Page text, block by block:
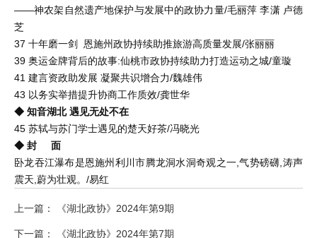
——神农架自然遗产地保护与发展中的政协力量/毛丽萍 李潇 卢德
芝
37 十年磨一剑 恩施州政协持续助推旅游高质量发展/张丽丽
39 奥运金牌背后的故事:仙桃市政协持续助力打造运动之城/童璇
41 建言资政助发展 凝聚共识增合力/魏雄伟
43 以务实举措提升协商工作质效/龚世华
◆ 知音湖北 遇见无处不在
45 苏轼与苏门学士遇见的楚天好茶/冯晓光
◆ 封 面
卧龙吞江瀑布是恩施州利川市腾龙洞水洞奇观之一,气势磅礴,涛声
震天,蔚为壮观。/易红
上一篇： 《湖北政协》2024年第9期
下一篇： 《湖北政协》2024年第7期